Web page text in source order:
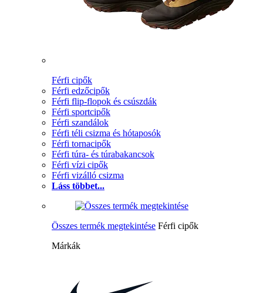
Férfi cipők
Férfi edzőcipők
Férfi flip-flopok és csúszdák
Férfi sportcipők
Férfi szandálok
Férfi téli csizma és hótaposók
Férfi tornacipők
Férfi túra- és túrabakancsok
Férfi vízi cipők
Férfi vizálló csizma
Láss többet...
Összes termék megtekintése Férfi cipők
Márkák